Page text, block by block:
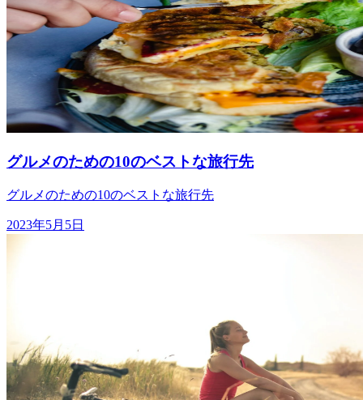
グルメのための10のベストな旅行先
グルメのための10のベストな旅行先
2023年5月5日